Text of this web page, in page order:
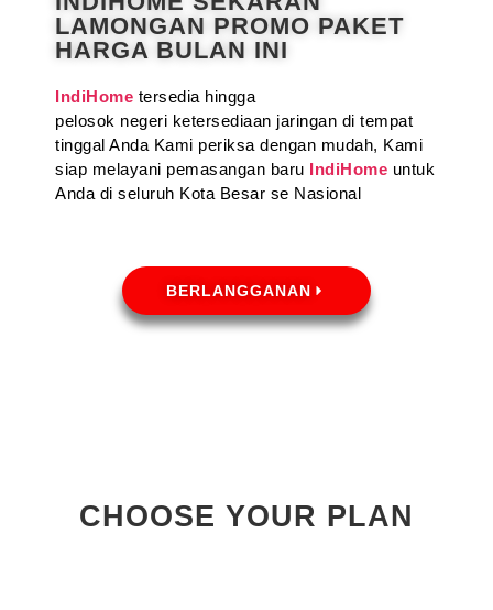
LAMONGAN PROMO PAKET
HARGA BULAN INI
IndiHome tersedia hingga
pelosok negeri ketersediaan jaringan di tempat
tinggal Anda Kami periksa dengan mudah, Kami
siap melayani pemasangan baru IndiHome untuk
Anda di seluruh Kota Besar se Nasional
BERLANGGANAN
CHOOSE YOUR PLAN